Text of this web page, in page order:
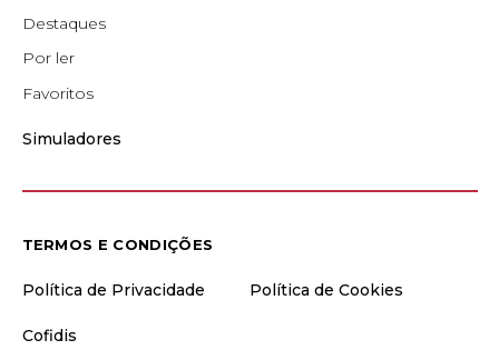
Destaques
Por ler
Favoritos
Simuladores
TERMOS E CONDIÇÕES
Política de Privacidade Política de Cookies
Cofidis